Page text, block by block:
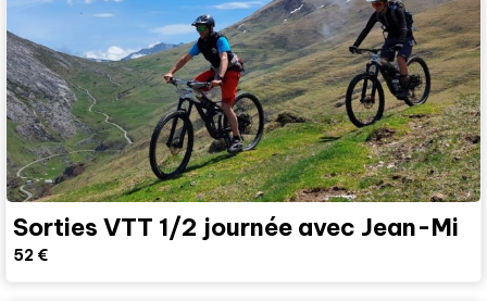
Sorties VTT 1/2 journée avec Jean-Mi
52 €